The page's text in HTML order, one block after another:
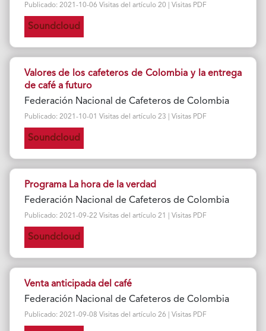
Publicado: 2021-10-06 Visitas del artículo 20 | Visitas PDF
Soundcloud
Valores de los cafeteros de Colombia y la entrega
de café a futuro
Federación Nacional de Cafeteros de Colombia
Publicado: 2021-10-01 Visitas del artículo 23 | Visitas PDF
Soundcloud
Programa La hora de la verdad
Federación Nacional de Cafeteros de Colombia
Publicado: 2021-09-22 Visitas del artículo 21 | Visitas PDF
Soundcloud
Venta anticipada del café
Federación Nacional de Cafeteros de Colombia
Publicado: 2021-09-08 Visitas del artículo 26 | Visitas PDF